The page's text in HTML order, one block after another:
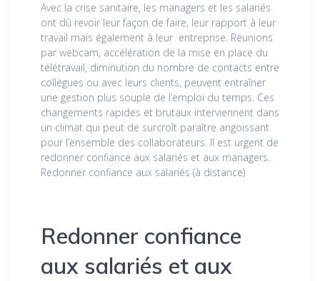
Avec la crise sanitaire, les managers et les salariés
ont dû revoir leur façon de faire, leur rapport à leur
travail mais également à leur entreprise. Réunions
par webcam, accélération de la mise en place du
télétravail, diminution du nombre de contacts entre
collègues ou avec leurs clients, peuvent entraîner
une gestion plus souple de l’emploi du temps. Ces
changements rapides et brutaux interviennent dans
un climat qui peut de surcroît paraître angoissant
pour l’ensemble des collaborateurs. Il est urgent de
redonner confiance aux salariés et aux managers.
Redonner confiance aux salariés (à distance)
Redonner confiance
aux salariés et aux